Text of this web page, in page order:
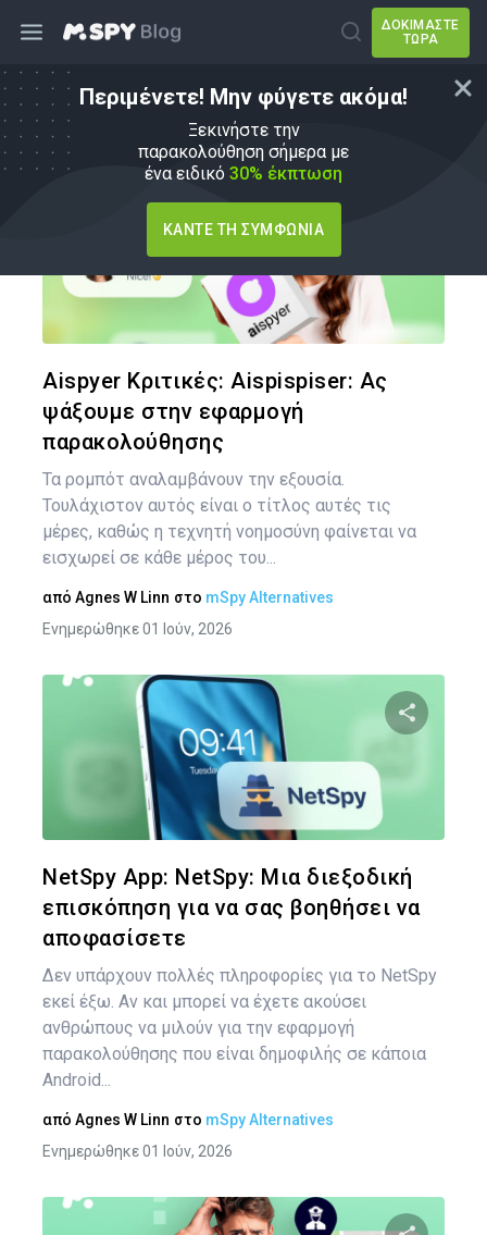
ΔΟΚΙΜΆΣΤΕ
ΤΏΡΑ
Περιμένετε! Μην φύγετε ακόμα!
Ξεκινήστε την
παρακολούθηση σήμερα με
ένα ειδικό 30% έκπτωση
ΚΆΝΤΕ ΤΗ ΣΥΜΦΩΝΊΑ
Εναλλακτικές λύσεις mSpy
Aispyer Κριτικές: Αispispiser: Ας
ψάξουμε στην εφαρμογή
παρακολούθησης
Τα ρομπότ αναλαμβάνουν την εξουσία.
Τουλάχιστον αυτός είναι ο τίτλος αυτές τις
μέρες, καθώς η τεχνητή νοημοσύνη φαίνεται να
εισχωρεί σε κάθε μέρος του...
από Agnes W Linn στο mSpy Alternatives
Ενημερώθηκε 01 Ιούν, 2026
NetSpy App: NetSpy: Μια διεξοδική
επισκόπηση για να σας βοηθήσει να
αποφασίσετε
Δεν υπάρχουν πολλές πληροφορίες για το NetSpy
εκεί έξω. Αν και μπορεί να έχετε ακούσει
ανθρώπους να μιλούν για την εφαρμογή
παρακολούθησης που είναι δημοφιλής σε κάποια
Android...
από Agnes W Linn στο mSpy Alternatives
Ενημερώθηκε 01 Ιούν, 2026